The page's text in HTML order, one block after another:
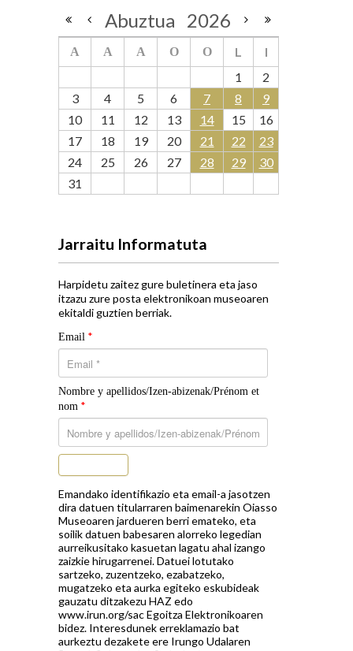
Abuztua 2026
A A A O O L
I
1
2
3
4 5 6 7 8
9
10
11 12 13 14 15
16
17
18 19 20 21 22
23
24
25 26 27 28 29
30
31
Jarraitu Informatuta
Harpidetu zaitez gure buletinera eta jaso
itzazu zure posta elektronikoan museoaren
ekitaldi guztien berriak.
Email *
Nombre y apellidos/Izen-abizenak/Prénom et
nom *
Emandako identifikazio eta email-a jasotzen
dira datuen titularraren baimenarekin Oiasso
Museoaren jardueren berri emateko, eta
soilik datuen babesaren alorreko legedian
aurreikusitako kasuetan lagatu ahal izango
zaizkie hirugarrenei. Datuei lotutako
sartzeko, zuzentzeko, ezabatzeko,
mugatzeko eta aurka egiteko eskubideak
gauzatu ditzakezu HAZ edo
www.irun.org/sac Egoitza Elektronikoaren
bidez. Interesdunek erreklamazio bat
aurkeztu dezakete ere Irungo Udalaren